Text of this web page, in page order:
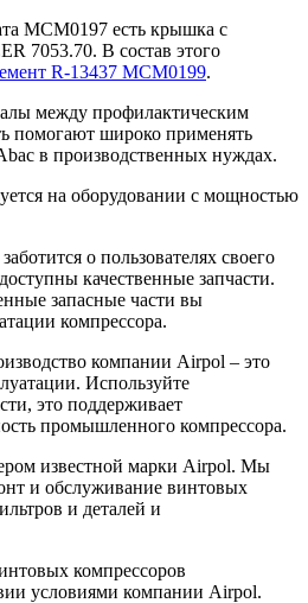
MCM0197 есть крышка с
7053.70. В состав этого
R-13437 MCM0199.
между профилактическим
помогают широко применять
в производственных нуждах.
на оборудовании с мощностью
о пользователях своего
качественные запчасти.
запасные части вы
компрессора.
компании Airpol – это
Используйте
это поддерживает
промышленного компрессора.
известной марки Airpol. Мы
и обслуживание винтовых
и деталей и
компрессоров
условиями компании Airpol.